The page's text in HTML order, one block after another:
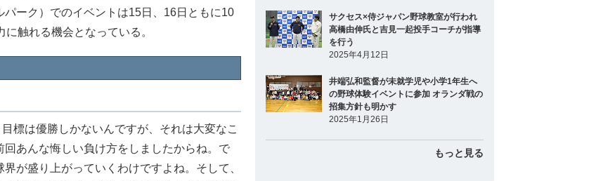
パーク）でのイベントは15日、16日ともに10
触れる機会となっている。
標は優勝しかないんですが、それは大変なこ
あんな悔しい負け方をしましたからね。で
が盛り上がっていくわけですよね。そして、
サクセス×侍ジャパン野球教室が行われ
高橋由伸氏と吉見一起投手コーチが指導
を行う
2025年4月12日
井端弘和監督が未就学児や小学1年生へ
の野球体験イベントに参加 オランダ戦の
招集方針も明かす
2025年1月26日
もっと見る